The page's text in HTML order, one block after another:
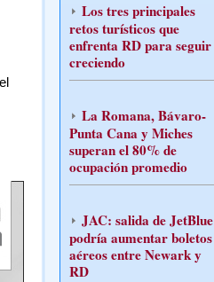
Los tres principales
retos turísticos que
enfrenta RD para seguir
creciendo
La Romana, Bávaro-
Punta Cana y Miches
superan el 80% de
ocupación promedio
JAC: salida de JetBlue
podría aumentar boletos
aéreos entre Newark y
RD